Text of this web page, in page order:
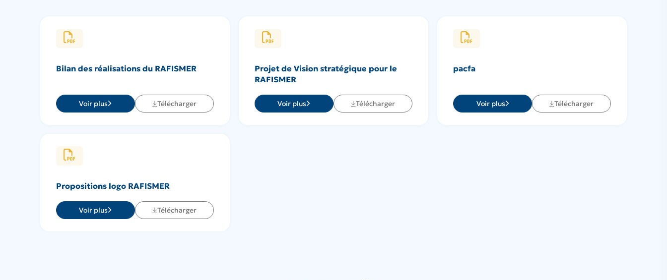
Bilan des réalisations du RAFISMER
Voir plus Télécharger
Projet de Vision stratégique pour le
RAFISMER
Voir plus Télécharger
pacfa
Voir plus Télécharger
Propositions logo RAFISMER
Voir plus Télécharger